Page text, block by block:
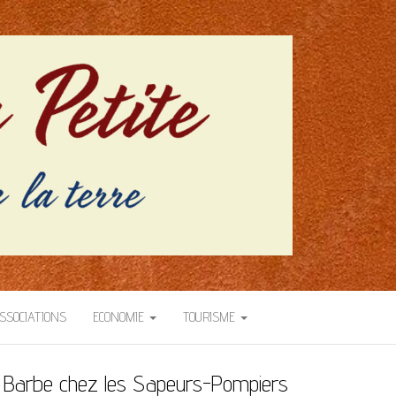
ECONOMIE TOURISME
chez les Sapeurs-Pompiers